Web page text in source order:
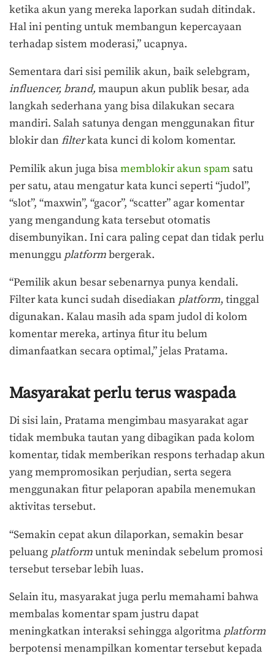
ketika akun yang mereka laporkan sudah ditindak.
Hal ini penting untuk membangun kepercayaan
terhadap sistem moderasi,” ucapnya.
Sementara dari sisi pemilik akun, baik selebgram,
influencer, brand, maupun akun publik besar, ada
langkah sederhana yang bisa dilakukan secara
mandiri. Salah satunya dengan menggunakan fitur
blokir dan filterkata kunci di kolom komentar.
Pemilik akun juga bisamemblokir akun spamsatu
per satu, atau mengatur kata kunci seperti “judol”,
“slot”, “maxwin”, “gacor”, “scatter” agar komentar
yang mengandung kata tersebut otomatis
disembunyikan. Ini cara paling cepat dan tidak perlu
menunggu platformbergerak.
“Pemilik akun besar sebenarnya punya kendali.
Filter kata kunci sudah disediakan platform, tinggal
digunakan. Kalau masih ada spam judol di kolom
komentar mereka, artinya fitur itu belum
dimanfaatkan secara optimal,” jelas Pratama.
Masyarakat perlu terus waspada
Di sisi lain, Pratama mengimbau masyarakat agar
tidak membuka tautan yang dibagikan pada kolom
komentar, tidak memberikan respons terhadap akun
yang mempromosikan perjudian, serta segera
menggunakan fitur pelaporan apabila menemukan
aktivitas tersebut.
“Semakin cepat akun dilaporkan, semakin besar
peluang platformuntuk menindak sebelum promosi
tersebut tersebar lebih luas.
Selain itu, masyarakat juga perlu memahami bahwa
membalas komentar spam justru dapat
meningkatkan interaksi sehingga algoritma platform
berpotensi menampilkan komentar tersebut kepada